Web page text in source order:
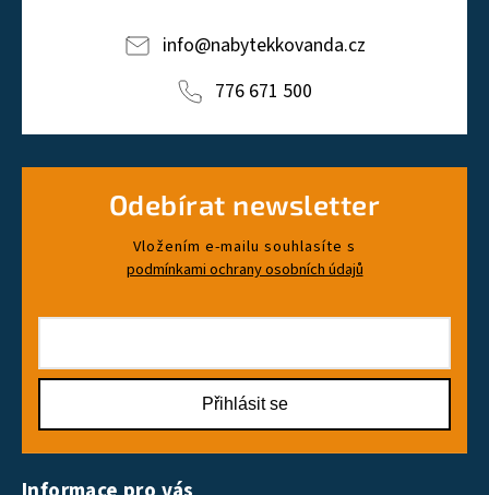
info@nabytekkovanda.cz
776 671 500
Odebírat newsletter
Vložením e-mailu souhlasíte s
podmínkami ochrany osobních údajů
Přihlásit se